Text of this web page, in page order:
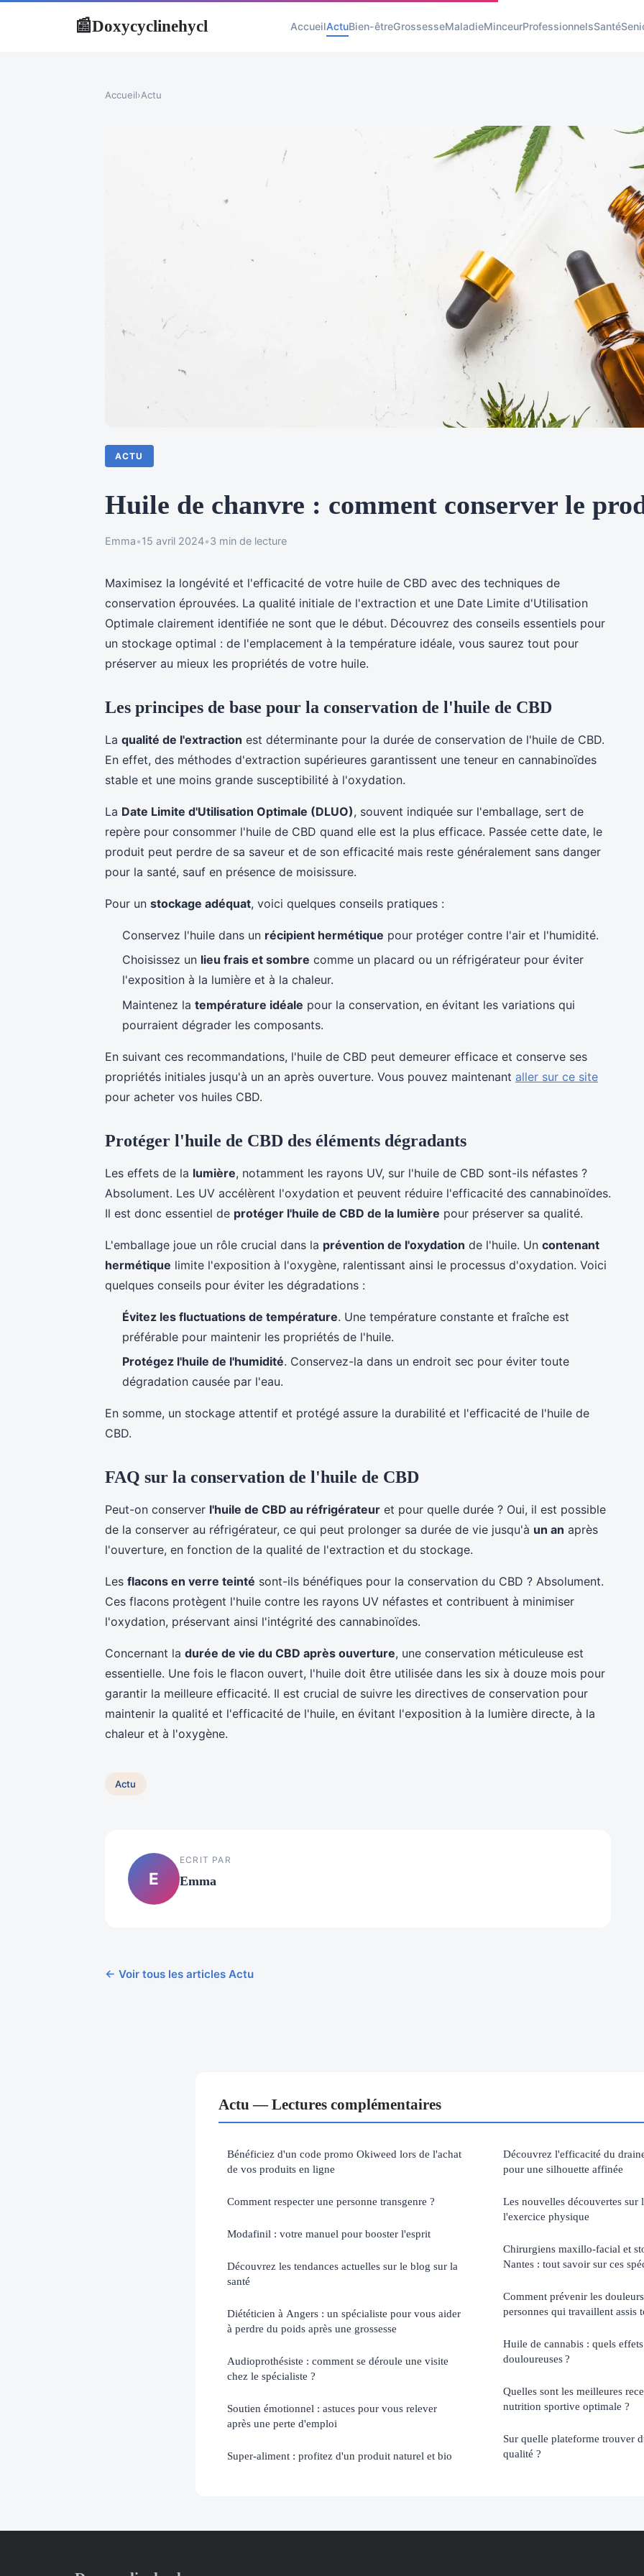
📰Doxycyclinehycl AccueilActuBien-êtreGrossesseMaladieMinceurProfessionnelsSanté
Accueil›Actu
ACTU
Huile de chanvre : comment conserver le
Emma•15 avril 2024•3 min de lecture
Maximisez la longévité et l'efficacité de votre huile de CBD avec des techniques de
conservation éprouvées. La qualité initiale de l'extraction et une Date Limite d'Utilisation
Optimale clairement identifiée ne sont que le début. Découvrez des conseils essentiels pour
un stockage optimal : de l'emplacement à la température idéale, vous saurez tout pour
préserver au mieux les propriétés de votre huile.
Les principes de base pour la conservation de l'huile de CBD
La qualité de l'extraction est déterminante pour la durée de conservation de l'huile de CBD.
En effet, des méthodes d'extraction supérieures garantissent une teneur en cannabinoïdes
stable et une moins grande susceptibilité à l'oxydation.
La Date Limite d'Utilisation Optimale (DLUO), souvent indiquée sur l'emballage, sert de
repère pour consommer l'huile de CBD quand elle est la plus efficace. Passée cette date, le
produit peut perdre de sa saveur et de son efficacité mais reste généralement sans danger
pour la santé, sauf en présence de moisissure.
Pour un stockage adéquat, voici quelques conseils pratiques :
Conservez l'huile dans un récipient hermétique pour protéger contre l'air et l'humidité.
Choisissez un lieu frais et sombre comme un placard ou un réfrigérateur pour éviter
l'exposition à la lumière et à la chaleur.
Maintenez la température idéale pour la conservation, en évitant les variations qui
pourraient dégrader les composants.
En suivant ces recommandations, l'huile de CBD peut demeurer efficace et conserve ses
propriétés initiales jusqu'à un an après ouverture. Vous pouvez maintenant aller sur ce site
pour acheter vos huiles CBD.
Protéger l'huile de CBD des éléments dégradants
Les effets de la lumière, notamment les rayons UV, sur l'huile de CBD sont-ils néfastes ?
Absolument. Les UV accélèrent l'oxydation et peuvent réduire l'efficacité des cannabinoïdes.
Il est donc essentiel de protéger l'huile de CBD de la lumière pour préserver sa qualité.
L'emballage joue un rôle crucial dans la prévention de l'oxydation de l'huile. Un contenant
hermétique limite l'exposition à l'oxygène, ralentissant ainsi le processus d'oxydation. Voici
quelques conseils pour éviter les dégradations :
Évitez les fluctuations de température. Une température constante et fraîche est
préférable pour maintenir les propriétés de l'huile.
Protégez l'huile de l'humidité. Conservez-la dans un endroit sec pour éviter toute
dégradation causée par l'eau.
En somme, un stockage attentif et protégé assure la durabilité et l'efficacité de l'huile de
CBD.
FAQ sur la conservation de l'huile de CBD
Peut-on conserver l'huile de CBD au réfrigérateur et pour quelle durée ? Oui, il est possible
de la conserver au réfrigérateur, ce qui peut prolonger sa durée de vie jusqu'à un an après
l'ouverture, en fonction de la qualité de l'extraction et du stockage.
Les flacons en verre teinté sont-ils bénéfiques pour la conservation du CBD ? Absolument.
Ces flacons protègent l'huile contre les rayons UV néfastes et contribuent à minimiser
l'oxydation, préservant ainsi l'intégrité des cannabinoïdes.
Concernant la durée de vie du CBD après ouverture, une conservation méticuleuse est
essentielle. Une fois le flacon ouvert, l'huile doit être utilisée dans les six à douze mois pour
garantir la meilleure efficacité. Il est crucial de suivre les directives de conservation pour
maintenir la qualité et l'efficacité de l'huile, en évitant l'exposition à la lumière directe, à la
chaleur et à l'oxygène.
Actu
E
ECRIT PAR
Emma
← Voir tous les articles Actu
Actu — Lectures complémentaires
Bénéficiez d'un code promo Okiweed lors de l'achat
de vos produits en ligne
Comment respecter une personne transgenre ?
Modafinil : votre manuel pour booster l'esprit
Découvrez les tendances actuelles sur le blog sur la
santé
Diététicien à Angers : un spécialiste pour vous aider
à perdre du poids après une grossesse
Audioprothésiste : comment se déroule une visite
chez le spécialiste ?
Soutien émotionnel : astuces pour vous relever
après une perte d'emploi
Super-aliment : profitez d'un produit naturel et bio
Découvrez l'efficacité du
pour une silhouette affinée
Les nouvelles découvertes sur
l'exercice physique
Chirurgiens maxillo-facial et
Nantes : tout savoir sur ces
Comment prévenir les
personnes qui travaillent assis
Huile de cannabis : quels
douloureuses ?
Quelles sont les meilleures
nutrition sportive optimale ?
Sur quelle plateforme trouver
qualité ?